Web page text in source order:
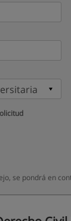
se pondrá en